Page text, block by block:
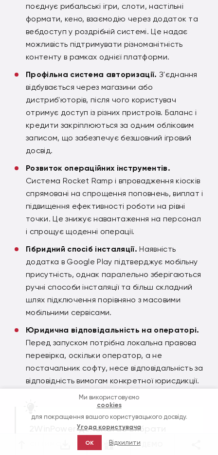
поєднує рибальські ігри, слоти, настільні
формати, кено, взаємодію через додаток та
вебдоступ у роздрібній системі. Це надає
можливість підтримувати різноманітність
контенту в рамках однієї платформи.
Профільна система авторизації. З'єднання
відбувається через магазини або
дистриб'юторів, після чого користувач
отримує доступ із різних пристроїв. Баланс і
кредити закріплюються за одним обліковим
записом, що забезпечує безшовний ігровий
досвід.
Розвиток операційних інструментів.
Система Rocket Ramp і впровадження кіосків
спрямовані на спрощення поповнень, виплат і
підвищення ефективності роботи на рівні
точки. Це знижує навантаження на персонал
і спрощує щоденні операції.
Гібридний спосіб інсталяції. Наявність
додатка в Google Play підтверджує мобільну
присутність, однак паралельно зберігаються
ручні способи інсталяції та більш складний
шлях підключення порівняно з масовими
мобільними сервісами.
Юридична відповідальність на операторі.
Перед запуском потрібна локальна правова
перевірка, оскільки оператор, а не
постачальник софту, несе відповідальність за
відповідність вимогам конкретної юрисдикції.
допомагає вибрати
оптимальну бізнес-модель з
Ми використовуємо
cookies
для покращення вашого користувацького досвіду.
Угода користувача
OK Відхилити